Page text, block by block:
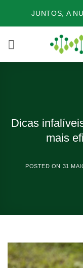
JUNTOS, A
Dicas
mais
POSTED ON 31